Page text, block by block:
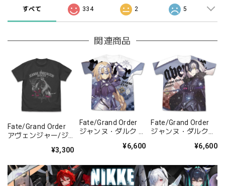
すべて 334 2 5
関連商品
Fate/Grand Order
アヴェンジャー/ジ
¥3,300
Fate/Grand Order
ジャンヌ・ダルク フ
¥6,600
Fate/Grand Order
ジャンヌ・ダルク
フィックTシャ
S/M/L/XL
¥6,600